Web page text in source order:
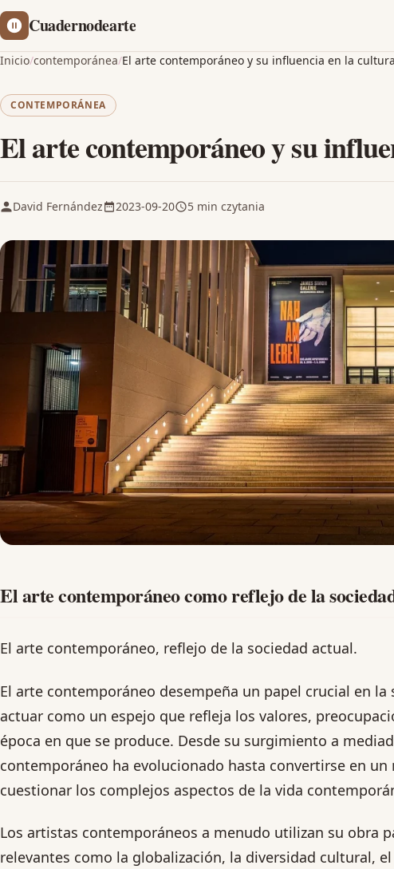
Cuadernodearte
Inicio/contemporánea/El arte contemporáneo y su influencia en la cultura
CONTEMPORÁNEA
El arte contemporáneo y su
David Fernández 2023-09-20 5 min czytania
El arte contemporáneo como reflejo de la
El arte contemporáneo, reflejo de la sociedad actual.
El arte contemporáneo desempeña un papel crucial en la
actuar como un espejo que refleja los valores,
época en que se produce. Desde su surgimiento a
contemporáneo ha evolucionado hasta convertirse en
cuestionar los complejos aspectos de la vida
Los artistas contemporáneos a menudo utilizan su obra
relevantes como la globalización, la diversidad cultural,